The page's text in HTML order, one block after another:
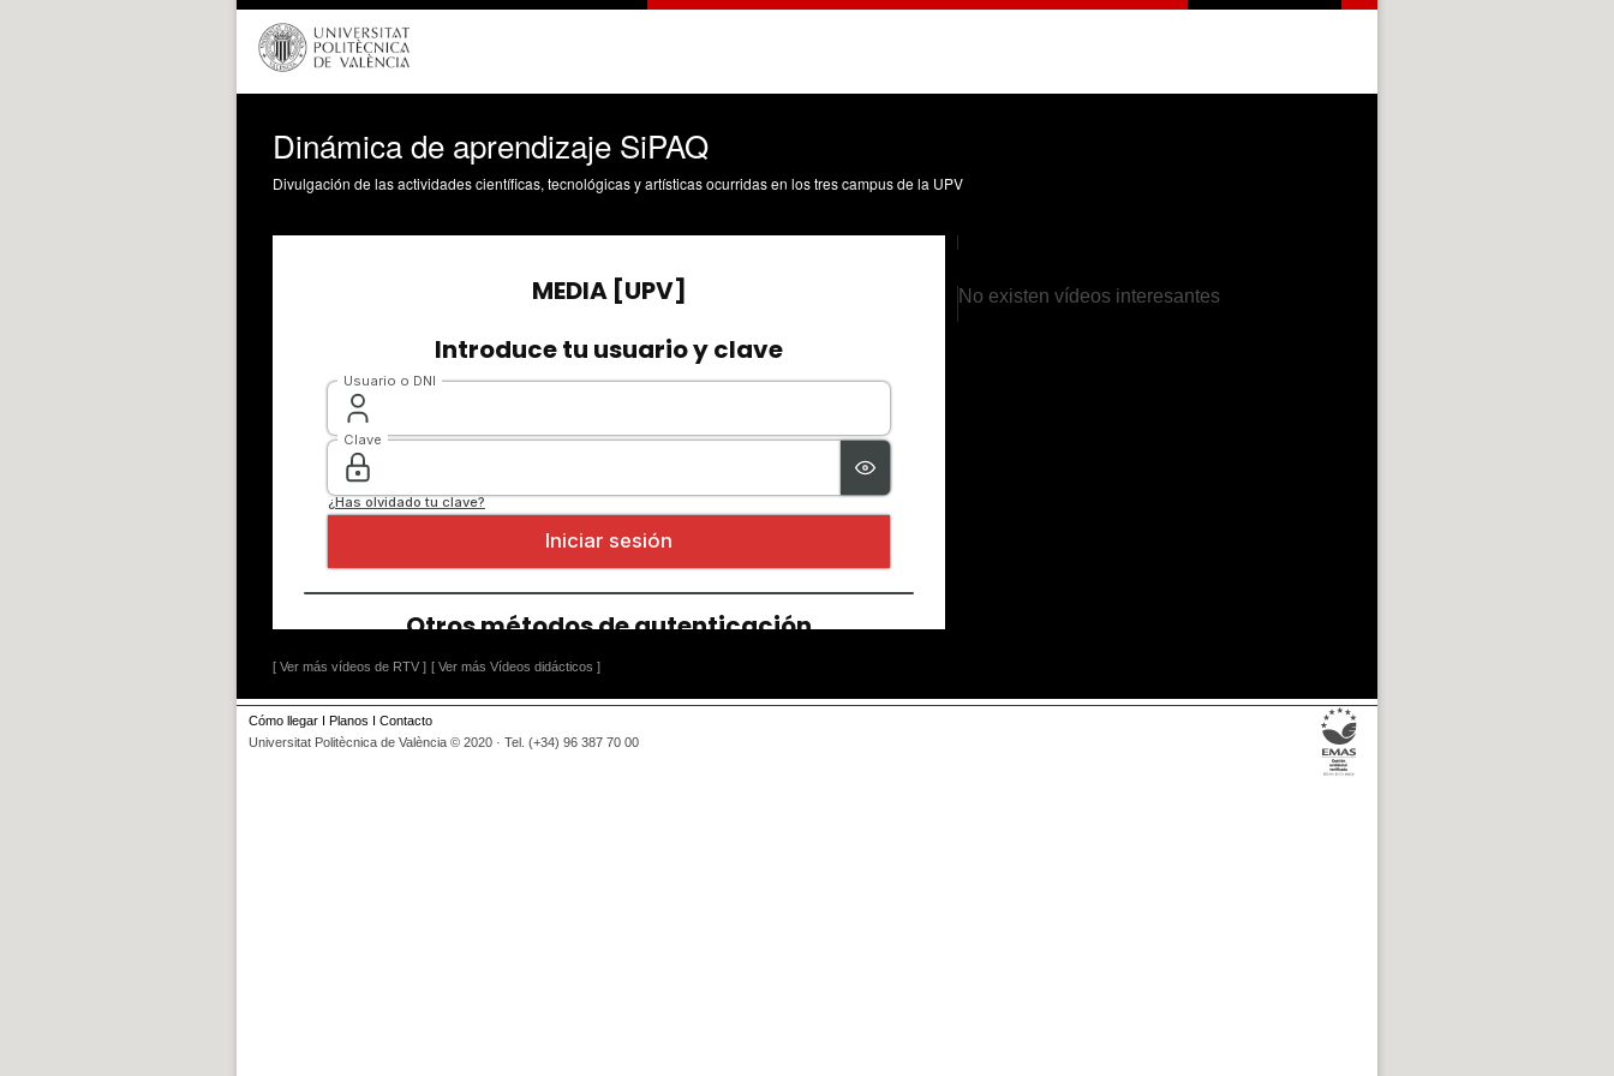
Dinámica de aprendizaje SiPAQ
Divulgación de las actividades científicas, tecnológicas y artísticas ocurridas en los tres campus de la UPV
[ Ver más vídeos de RTV ] [ Ver más Vídeos didácticos ]
No existen vídeos interesantes
Cómo llegar I Planos I Contacto
Universitat Politècnica de València © 2020 · Tel. (+34) 96 387 70 00